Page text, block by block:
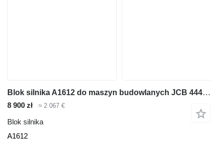
Blok silnika A1612 do maszyn budowlanych JCB 444 Dieselmax 97kW 4.4L
8 900 zł ≈ 2 067 €
Blok silnika
A1612